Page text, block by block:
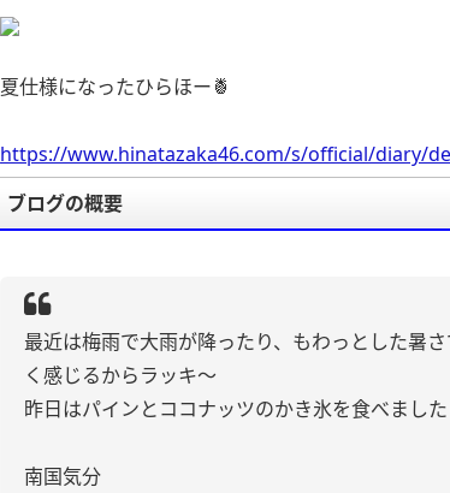
夏仕様になったひらほー🍍
https://www.hinatazaka46.com/s/official/diary/
ブログの概要
最近は梅雨で大雨が降ったり、もわっとした暑
く感じるからラッキ〜
昨日はパインとココナッツのかき氷を食べまし
南国気分